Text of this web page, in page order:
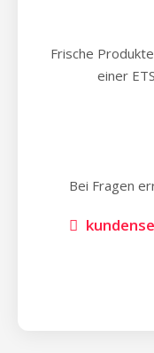
Frische
einer
Bei Fragen